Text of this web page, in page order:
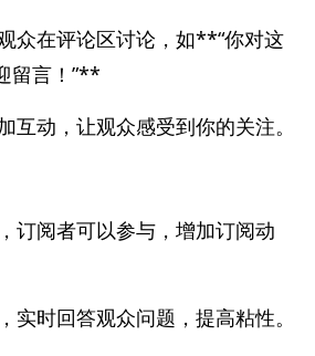
众在评论区讨论，如**“你对这
留言！”**
互动，让观众感受到你的关注。
订阅者可以参与，增加订阅动
实时回答观众问题，提高粘性。